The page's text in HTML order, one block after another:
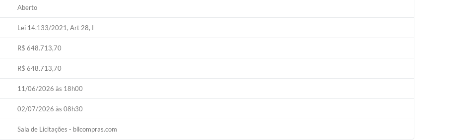
Aberto
Lei 14.133/2021, Art 28, I
R$ 648.713,70
R$ 648.713,70
11/06/2026 às 18h00
02/07/2026 às 08h30
Sala de Licitações - bllcompras.com